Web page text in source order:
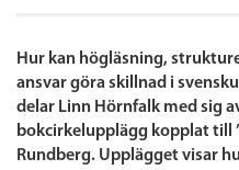
Hur kan högläsning,
ansvar göra skillnad i
delar Linn Hörnfalk med sig
bokcirkelupplägg kopplat till
Rundberg. Upplägget visar